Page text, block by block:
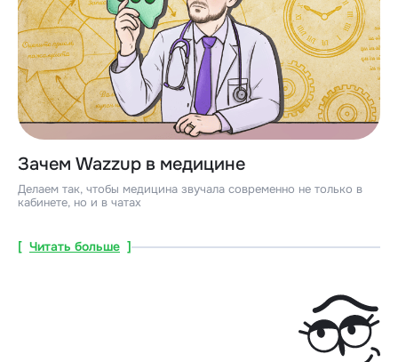
Зачем Wazzup в медицине
Делаем так, чтобы медицина звучала современно не только в
кабинете, но и в чатах
[ Читать больше ]